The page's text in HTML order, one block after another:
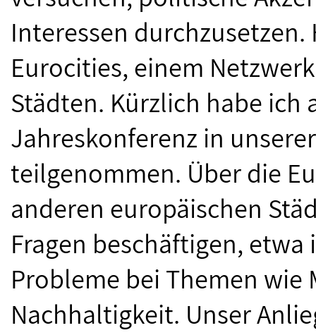
Interessen
Eurocities, einem
Städten. Kürzlich habe ich
Jahreskonferenz in
teilgenommen. Über die
anderen europäischen
Fragen beschäftigen,
Probleme bei Themen
Nachhaltigkeit. Unser